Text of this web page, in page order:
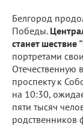
Белгород
Победы.
станет шествие
портретами
Отечественную
проспекту к
на 10:30,
пяти тысяч
родственников